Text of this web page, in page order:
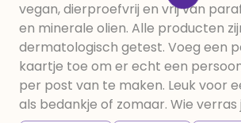
vegan, dierproefvrij en vrij van
en minerale olien. Alle producten
dermatologisch getest. Voeg een
kaartje toe om er echt een
per post van te maken. Leuk voor
als bedankje of zomaar. Wie verras